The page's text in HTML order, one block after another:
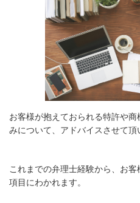
お客様が抱えておられる特許や
みについて、アドバイスさせて頂
これまでの弁理士経験から、お
項目にわかれます。